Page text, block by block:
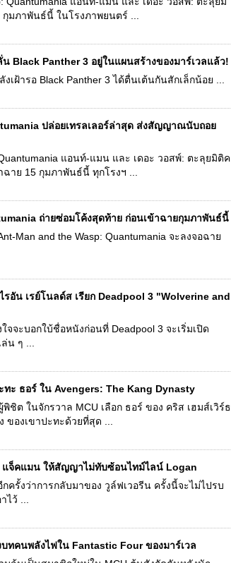
มภาพันธ์นี้ ในโรงภาพยนตร์ ...
Black Panther 3 อยู่ในแผนสร้างของมาร์เวลแล้ว!
เฝ้ารอ Black Panther 3 ได้ตื่นเต้นกันสักเล็กน้อย ...
ปล่อยเทรลเลอร์ล่าสุด ส่งสัญญาณนับถอย
แอนท์-แมน และ เดอะ วอสพ์: ตะลุยมิติค
าย 15 กุมภาพันธ์นี้ ทุกโรงฯ ...
ถ่ายซ่อมโค้งสุดท้าย ก่อนเข้าฉายกุมภาพันธ์นี้
Man and the Wasp: Quantumania จะลงจอฉาย
อัน เรย์โนลด์ส เรียก Deadpool 3 "Wolverine and
จะบอกใบ้ชื่อหนังก่อนที่ Deadpool 3 จะเริ่มเปิด
น ๆ ...
ทะ ธอร์ ใน Avengers: The Kang Dynasty
ชิต ในจักรวาล MCU เลือก ธอร์ ของ คริส เฮมส์เวิร์ธ
ของเขาปะทะด้วยที่สุด ...
แจ็คแมน ให้สัญญาไม่ทับซ้อนไทม์ไลน์ Logan
รั้งว่าการกลับมาของ วูล์ฟเวอรีน ครั้งนี้จะไม่ไปรบ
ว้ ...
ทคนพลังไฟใน Fantastic Four ของมาร์เวล